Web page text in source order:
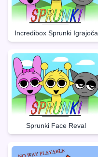
Incredibox Sprunki Igrajoča
Sprunki Face Reval